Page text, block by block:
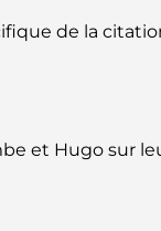
de la
et Hugo sur